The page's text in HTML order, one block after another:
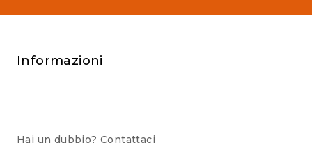
Informazioni
Hai un dubbio? Contattaci